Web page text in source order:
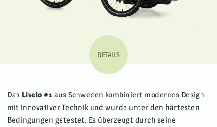
DETAILS
Das Livelo #1 aus Schweden kombiniert modernes Design
mit innovativer Technik und wurde unter den härtesten
Bedingungen getestet. Es überzeugt durch seine